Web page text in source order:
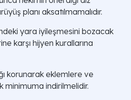
planı aksatılmamalıdır.
yara iyileşmesini bozacak
karşı hijyen kurallarına
korunarak eklemlere ve
minimuma indirilmelidir.